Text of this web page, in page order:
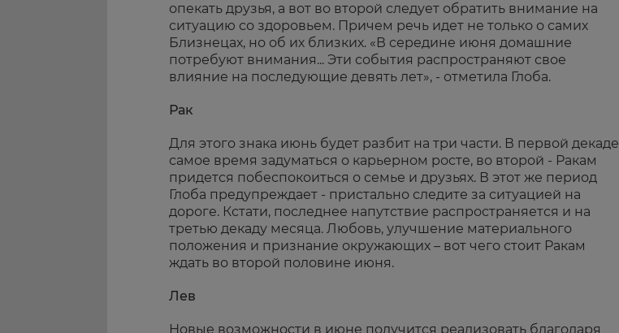
опекать друзья, а вот во второй следует обратить внимание на
ситуацию со здоровьем. Причем речь идет не только о самих
Близнецах, но об их близких. «В середине июня домашние
потребуют внимания... Эти события распространяют свое
влияние на последующие девять лет», - отметила Глоба.
Рак
Для этого знака июнь будет разбит на три части. В первой декаде
самое время задуматься о карьерном росте, во второй - Ракам
придется побеспокоиться о семье и друзьях. В этот же период
Глоба предупреждает - пристально следите за ситуацией на
дороге. Кстати, последнее напутствие распространяется и на
третью декаду месяца. Любовь, улучшение материального
положения и признание окружающих – вот чего стоит Ракам
ждать во второй половине июня.
Лев
Новые возможности в июне получится реализовать благодаря